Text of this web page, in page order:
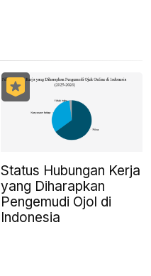
Status Hubungan Kerja
yang Diharapkan
Pengemudi Ojol di
Indonesia